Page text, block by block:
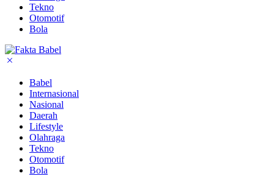
Tekno
Otomotif
Bola
Babel
Internasional
Nasional
Daerah
Lifestyle
Olahraga
Tekno
Otomotif
Bola